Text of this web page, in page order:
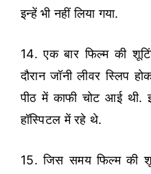
इन्हें भी नहीं लिया गया.
14. एक बार फिल्म की
दौरान जॉनी लीवर स्लिप
पीठ में काफी चोट आई थी.
हॉस्पिटल में रहे थे.
15. जिस समय फिल्म की